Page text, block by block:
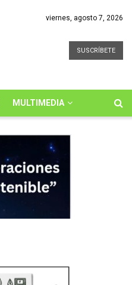
viernes, agosto 7, 2026
SUSCRÍBETE
MULTIMEDIA